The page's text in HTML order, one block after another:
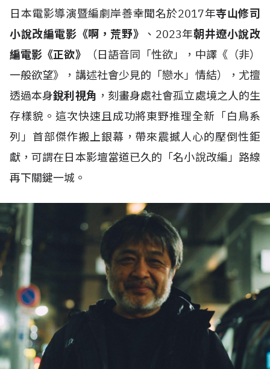
日本電影導演暨編劇岸善幸聞名於2017年寺山修司
小說改編電影《啊，荒野》
、2023年朝井遼小說改
編電影《正欲》
（日語音同「性欲」，中譯《（非）
一般欲望》，講述社會少見的「戀水」情結），尤擅
透過本身銳利視角 ，刻畫身處社會孤立處境之人的生
存樣貌。這次快速且成功將東野推理全新「白鳥系
列」首部傑作搬上銀幕，帶來震撼人心的壓倒性鉅
獻，可謂在日本影壇當道已久的「名小說改編」路線
再下關鍵一城。